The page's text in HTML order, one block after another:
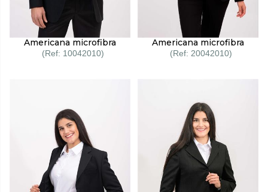
Americana microfibra
10042010
Americana microfibra
20042010